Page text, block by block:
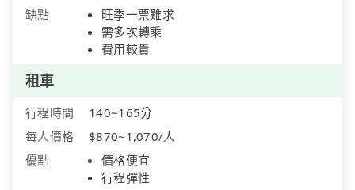
缺點
旺季一票難求
需多次轉乘
費用較貴
租車
行程時間
140~165分
每人價格
$870~1,070/人
優點
價格便宜
行程彈性